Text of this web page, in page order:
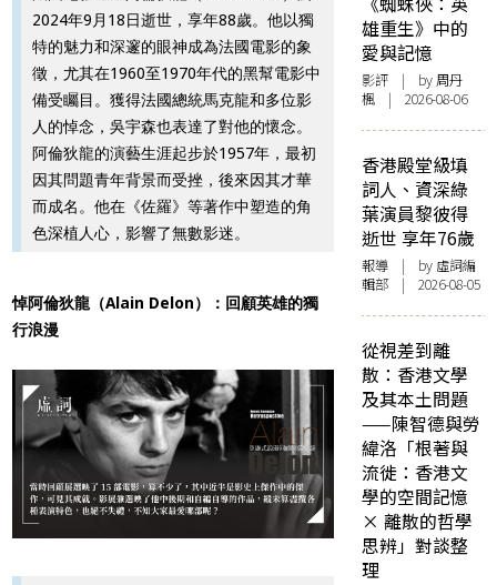
2024年9月18日逝世，享年88歲。他以獨
特的魅力和深邃的眼神成為法國電影的象
徵，尤其在1960至1970年代的黑幫電影中
備受矚目。獲得法國總統馬克龍和多位影
人的悼念，吳宇森也表達了對他的懷念。
阿倫狄龍的演藝生涯起步於1957年，最初
因其問題青年背景而受挫，後來因其才華
而成名。他在《佐羅》等著作中塑造的角
色深植人心，影響了無數影迷。
悼阿倫狄龍（Alain Delon）：回顧英雄的獨
行浪漫
雄重生》中的
愛與記憶
影評 | by周丹
楓 | 2026-08-06
香港殿堂級填
詞人、資深綠
葉演員黎彼得
逝世 享年76歲
報導 | by 虛詞編
輯部 | 2026-08-05
從視差到離
散：香港文學
及其本土問題
——陳智德與勞
緯洛「根著與
流徙：香港文
學的空間記憶
× 離散的哲學
思辨」對談整
理